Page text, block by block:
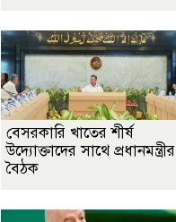
বেসরকারি খাতের শীর্ষ
উদ্যোক্তাদের সাথে প্রধানমন্ত্রীর
বৈঠক